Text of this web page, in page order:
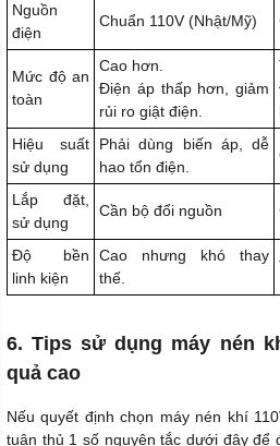
Nguồn
điện
Chuẩn 110V (Nhật/Mỹ)
Mức độ an
toàn
Cao hơn.
Điện áp thấp hơn, giảm
rủi ro giật điện.
Hiệu suất
sử dụng
Phải dùng biến áp, dễ
hao tổn điện.
Lắp đặt,
sử dụng
Cần bộ đổi nguồn
Độ bền
linh kiện
Cao nhưng khó thay
thế.
6. Tips sử dụng máy nén
quả cao
Nếu quyết định chọn máy nén khí
tuân thủ 1 số nguyên tắc dưới đây để